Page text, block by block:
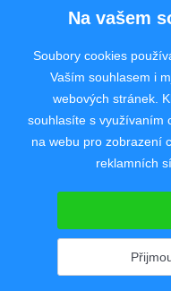
Copyright ©
Zásady ochrany
Pro uchazeče
Rychlý kontakt
Na vašem
Soubory cookies
Vaším souhlasem i
webových stránek.
souhlasíte s využívaním
na webu pro zobrazení
reklamních